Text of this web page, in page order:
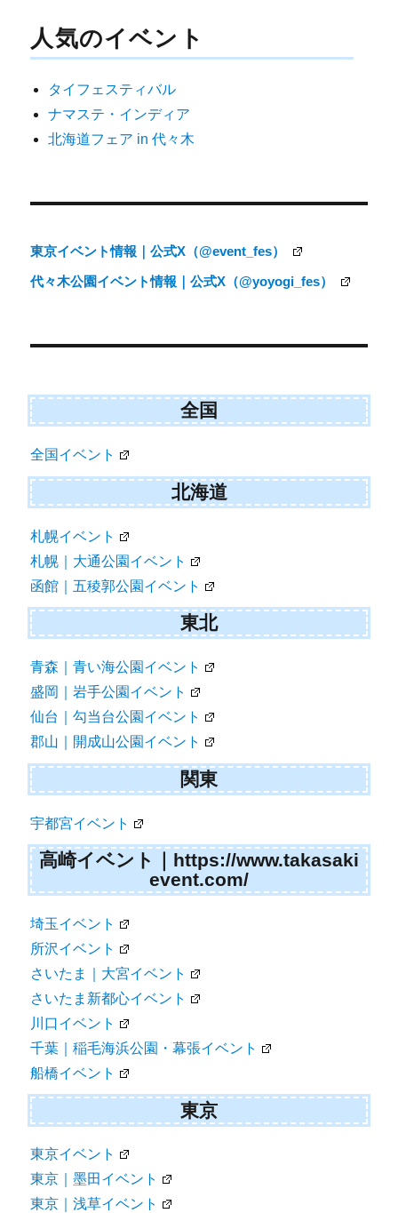
ビ
ー
シ
人気のイベント
タイフェスティバル
ナマステ・インディア
北海道フェア in 代々木
東京イベント情報｜公式X（@event_fes）
代々木公園イベント情報｜公式X（@yoyogi_fes）
全国
全国イベント
北海道
札幌イベント
札幌｜大通公園イベント
函館｜五稜郭公園イベント
東北
青森｜青い海公園イベント
盛岡｜岩手公園イベント
仙台｜勾当台公園イベント
郡山｜開成山公園イベント
関東
宇都宮イベント
高崎イベント｜https://www.takasaki
event.com/
埼玉イベント
所沢イベント
さいたま｜大宮イベント
さいたま新都心イベント
川口イベント
千葉｜稲毛海浜公園・幕張イベント
船橋イベント
東京
東京イベント
東京｜墨田イベント
東京｜浅草イベント